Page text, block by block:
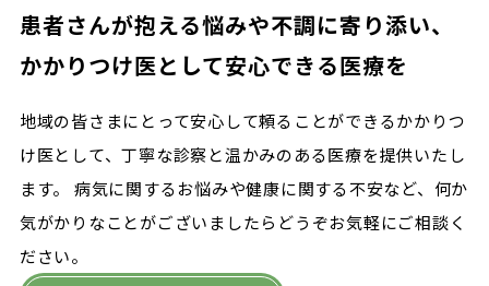
患者さんが抱える悩みや不調に寄り添い、
かかりつけ医として安心できる医療を
地域の皆さまにとって安心して頼ることができるかかりつ
け医として、丁寧な診察と温かみのある医療を提供いたし
ます。 病気に関するお悩みや健康に関する不安など、何か
気がかりなことがございましたらどうぞお気軽にご相談く
ださい。